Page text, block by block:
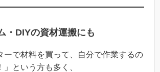
・DIYの資材運搬にも
ーで材料を買って、自分で作業するの
という方も多く、